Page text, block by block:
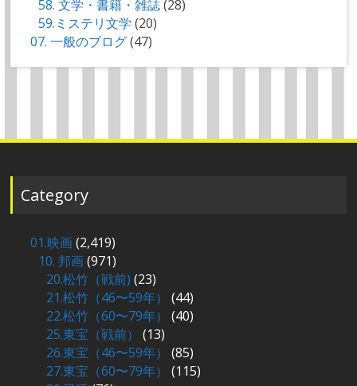
58. 文学・書籍・雑誌(28)
59.ミステリ文学 (20)
07. 一般のブログ(47)
Category
01.映画(2,419)
10. 邦画(971)
20.松竹（戦前) (23)
21.松竹（46〜59年）
(44)
22.松竹（60〜79年）
(40)
25.東宝（戦前）
(13)
26.東宝（46〜59年）
(85)
27.東宝（60〜79年）
(115)